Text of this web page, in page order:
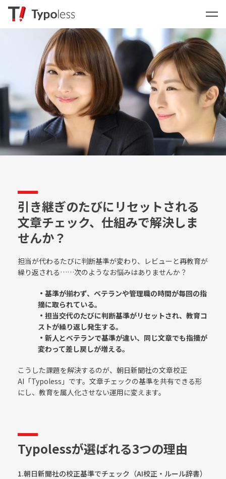
引き継ぎのたびにリセットされる
文章チェック、仕組みで解決しま
せんか？
担当が代わるたびに判断基準が変わり、レビューと再教育が
繰り返される……次のようなお悩みはありませんか？
・基準が揃わず、ベテランや管理職の時間が毎回の指
摘に取られている。
・担当交代のたびに判断基準がリセットされ、教育コ
ストが繰り返し発生する。
・新人とベテランで基準が違い、同じ文章でも指摘が
変わって差し戻しが増える。
こうした課題を解決するのが、朝日新聞社の文章校正
AI「Typoless」です。文章チェックの基準を共有できる形
にし、教育を属人化させない運用に変えます。
Typolessが選ばれる3つの理由
1.朝日新聞社の校正基準でチェック（AI校正・ルール辞書）